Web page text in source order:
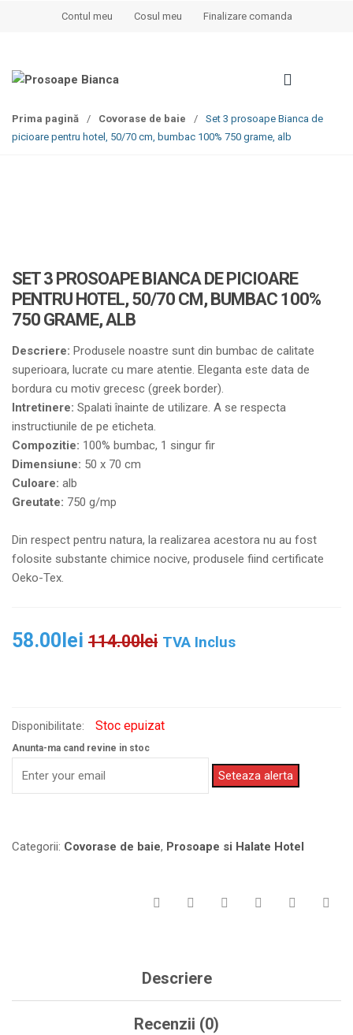
Contul meu Cosul meu Finalizare comanda
Prima pagină / Covorase de baie /
Set 3 prosoape Bianca de
picioare pentru hotel, 50/70 cm, bumbac 100% 750 grame, alb
SET 3 PROSOAPE BIANCA DE PICIOARE
PENTRU HOTEL, 50/70 CM, BUMBAC 100%
750 GRAME, ALB
Descriere: Produsele noastre sunt din bumbac de calitate
superioara, lucrate cu mare atentie. Eleganta este data de
bordura cu motiv grecesc (greek border).
Intretinere: Spalati înainte de utilizare. A se respecta
instructiunile de pe eticheta.
Compozitie: 100% bumbac, 1 singur fir
Dimensiune: 50 x 70 cm
Culoare: alb
Greutate: 750 g/mp
Din respect pentru natura, la realizarea acestora nu au fost
folosite substante chimice nocive, produsele fiind certificate
Oeko-Tex.
58.00 lei 114.00lei TVA Inclus
Disponibilitate: Stoc epuizat
Anunta-ma cand revine in stoc
Seteaza alerta
Categorii: Covorase de baie, Prosoape si Halate Hotel
Descriere
Recenzii (0)